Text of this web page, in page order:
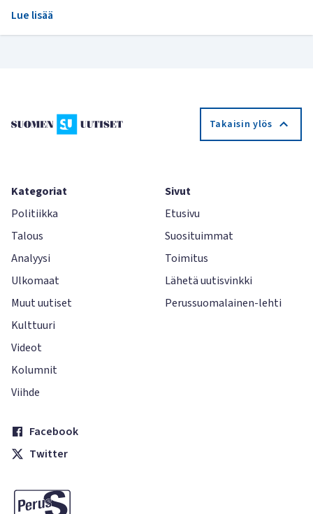
Lue lisää
Takaisin ylös
Kategoriat
Politiikka
Talous
Analyysi
Ulkomaat
Muut uutiset
Kulttuuri
Videot
Kolumnit
Viihde
Sivut
Etusivu
Suosituimmat
Toimitus
Lähetä uutisvinkki
Perussuomalainen-lehti
Facebook
Twitter